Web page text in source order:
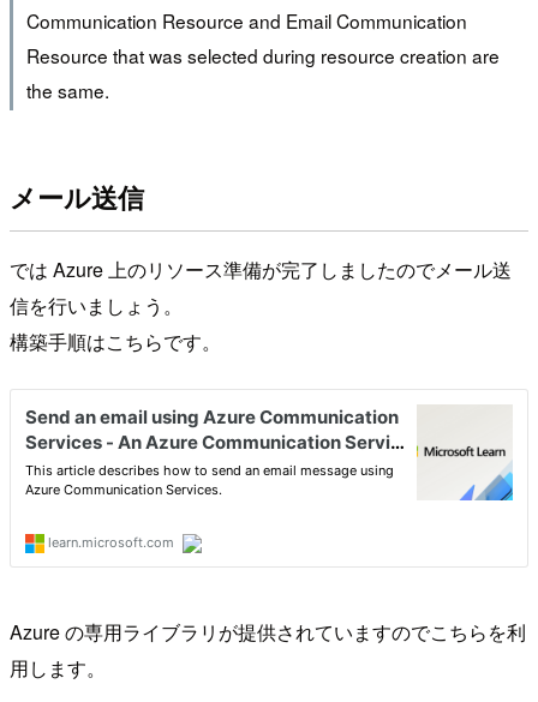
Communication Resource and Email Communication
Resource that was selected during resource creation are
the same.
メール送信
では Azure 上のリソース準備が完了しましたのでメール送
信を行いましょう。
構築手順はこちらです。
Azure の専用ライブラリが提供されていますのでこちらを利
用します。